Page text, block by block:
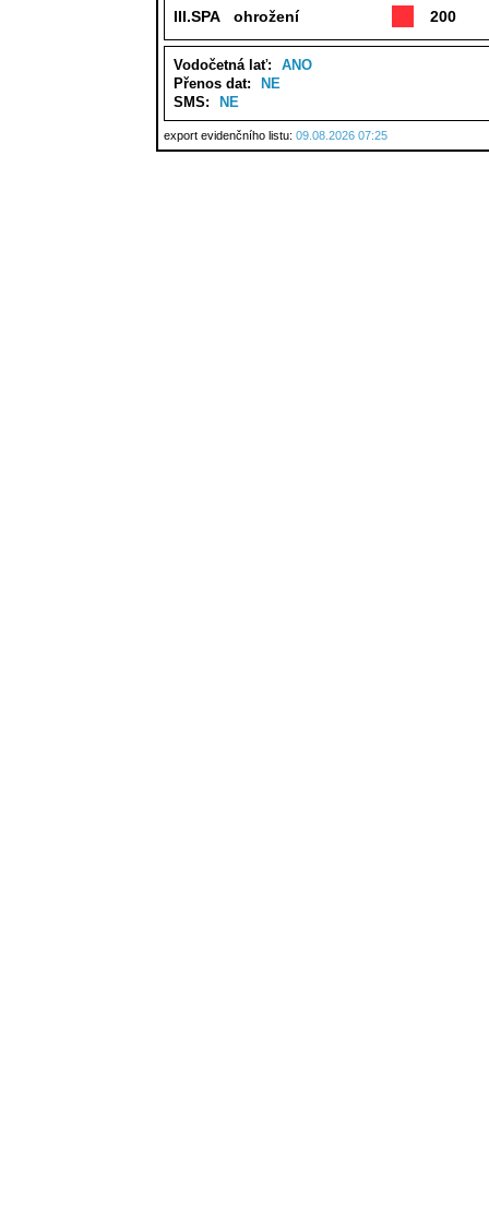
III.SPA
ohrožení 200
Vodočetná lať:
ANO
Přenos dat:
NE
SMS:
NE
export evidenčního listu: 09.08.2026 07:25